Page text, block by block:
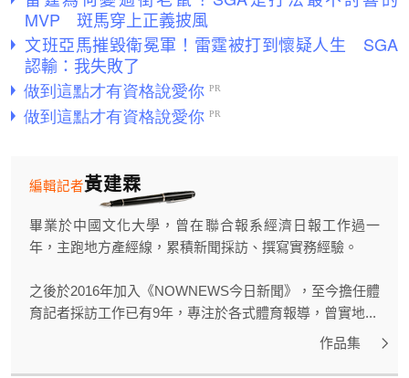
MVP 斑馬穿上正義披風
文班亞馬摧毀衛冕軍！雷霆被打到懷疑人生 SGA
認輸：我失敗了
黃建霖
編輯記者
畢業於中國文化大學，曾在聯合報系經濟日報工作過一
年，主跑地方產經線，累積新聞採訪、撰寫實務經驗。
之後於2016年加入《NOWNEWS今日新聞》，至今擔任體
育記者採訪工作已有9年，專注於各式體育報導，曾實地...
作品集